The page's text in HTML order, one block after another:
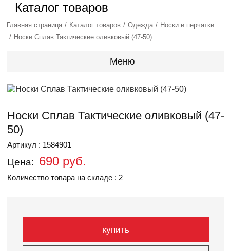
Каталог товаров
Главная страница Каталог товаров Одежда
Носки и перчатки
Носки Сплав Тактические оливковый (47-50)
Меню
Носки Сплав Тактические оливковый (47-
50)
Артикул : 1584901
Цена: 690 руб.
Количество товара на складе : 2
купить